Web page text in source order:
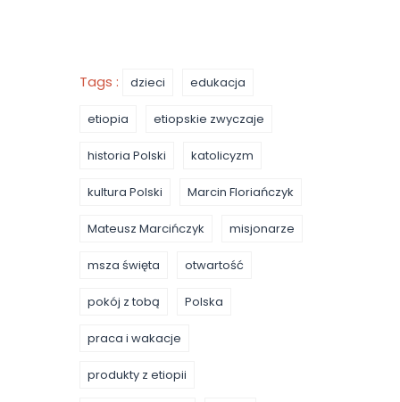
Tags : dzieci edukacja
etiopia etiopskie zwyczaje
historia Polski katolicyzm
kultura Polski Marcin Floriańczyk
Mateusz Marcińczyk misjonarze
msza święta otwartość
pokój z tobą Polska
praca i wakacje
produkty z etiopii